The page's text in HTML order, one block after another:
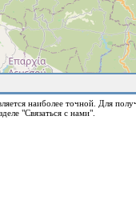
наиболее точной. Для
"Связаться с нами".